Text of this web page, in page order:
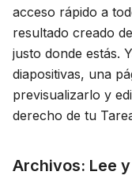
Actualizaciones
acceso rápido a
resultado creado
justo donde estás.
diapositivas, una
previsualizarlo y
derecho de tu
Archivos: Lee